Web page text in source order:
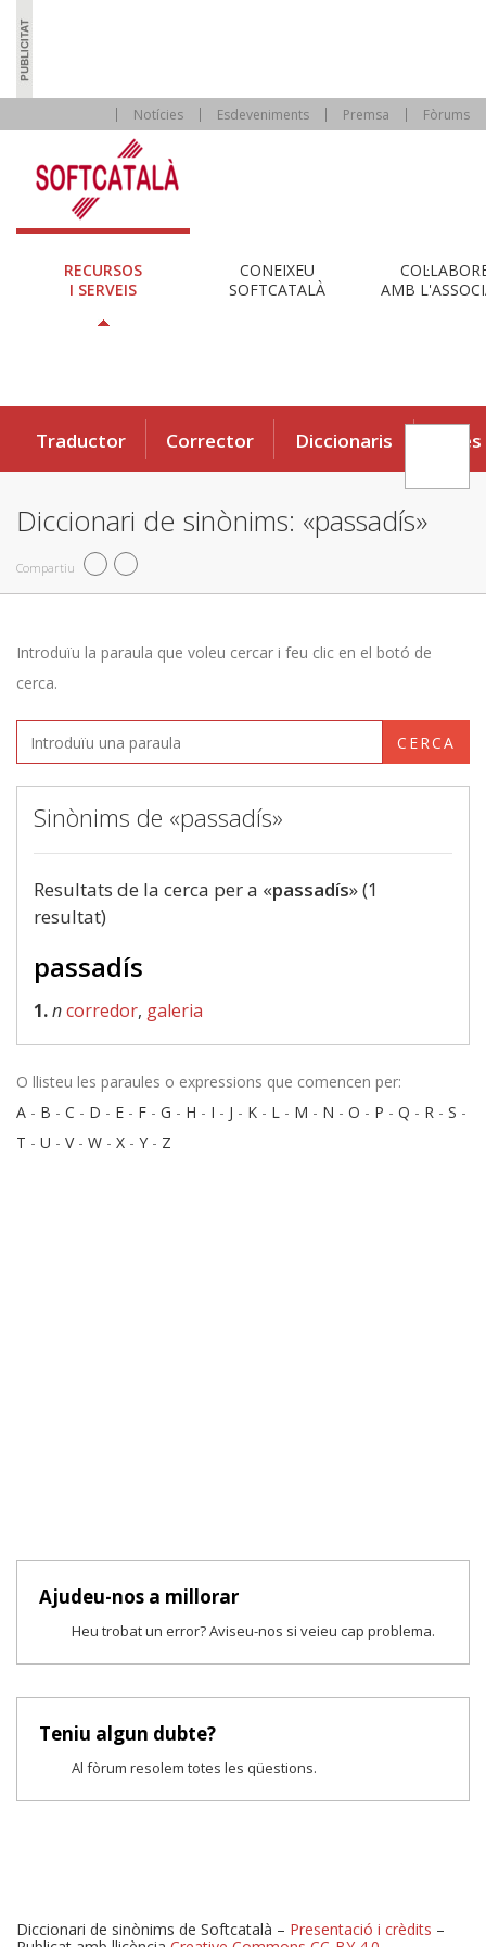
Notícies Esdeveniments Premsa Fòrums
RECURSOS
I SERVEIS
CONEIXEU
SOFTCATALÀ
AMB
Traductor Corrector Diccionaris Eines
Diccionari de sinònims: «passadís»
Compartiu
Introduïu la paraula que voleu cercar i feu clic en el botó de
cerca.
CERCA
Sinònims de «passadís»
Resultats de la cerca per a «passadís» (1
resultat)
passadís
1.ncorredor, galeria
O llisteu les paraules o expressions que comencen per:
A - B - C - D - E - F - G - H - I - J - K - L - M - N - O - P - Q - R - S -
T - U - V- W - X - Y - Z
Ajudeu-nos a millorar
Heu trobat un error? Aviseu-nos si veieu cap problema.
Teniu algun dubte?
Al fòrum resolem totes les qüestions.
Diccionari de sinònims de Softcatalà – Presentació i crèdits –